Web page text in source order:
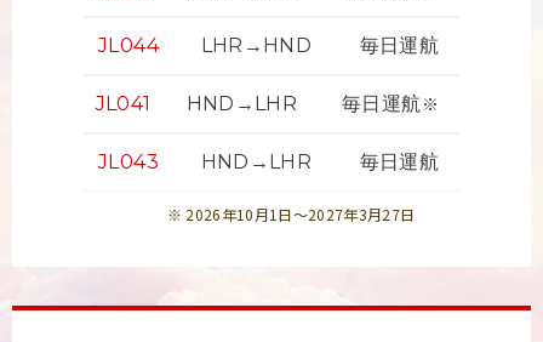
JL044 LHR→HND 毎日運航
JL041 HND→LHR 毎日運航 ※
JL043 HND→LHR 毎日運航
2026年10月1日～2027年3月27日